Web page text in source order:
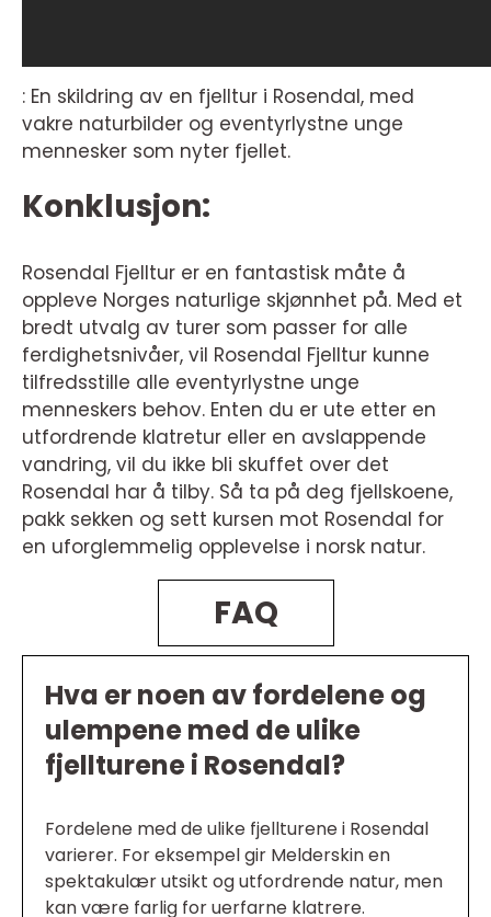
: En skildring av en fjelltur i Rosendal, med
vakre naturbilder og eventyrlystne unge
mennesker som nyter fjellet.
Konklusjon:
Rosendal Fjelltur er en fantastisk måte å
oppleve Norges naturlige skjønnhet på. Med et
bredt utvalg av turer som passer for alle
ferdighetsnivåer, vil Rosendal Fjelltur kunne
tilfredsstille alle eventyrlystne unge
menneskers behov. Enten du er ute etter en
utfordrende klatretur eller en avslappende
vandring, vil du ikke bli skuffet over det
Rosendal har å tilby. Så ta på deg fjellskoene,
pakk sekken og sett kursen mot Rosendal for
en uforglemmelig opplevelse i norsk natur.
FAQ
Hva er noen av fordelene og
ulempene med de ulike
fjellturene i Rosendal?
Fordelene med de ulike fjellturene i Rosendal
varierer. For eksempel gir Melderskin en
spektakulær utsikt og utfordrende natur, men
kan være farlig for uerfarne klatrere.